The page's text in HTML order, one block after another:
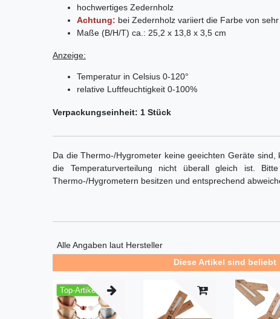
hochwertiges Zedernholz
Achtung: bei Zedernholz variiert die Farbe von
Maße (B/H/T) ca.: 25,2 x 13,8 x 3,5 cm
Anzeige:
Temperatur in Celsius 0-120°
relative Luftfeuchtigkeit 0-100%
Verpackungseinheit: 1 Stück
Da die Thermo-/Hygrometer keine geeichten Geräte
die Temperaturverteilung nicht überall gleich ist.
Thermo-/Hygrometern besitzen und entsprechend
Alle Angaben laut Hersteller
Diese Artikel sind beliebt
Top-Artikel